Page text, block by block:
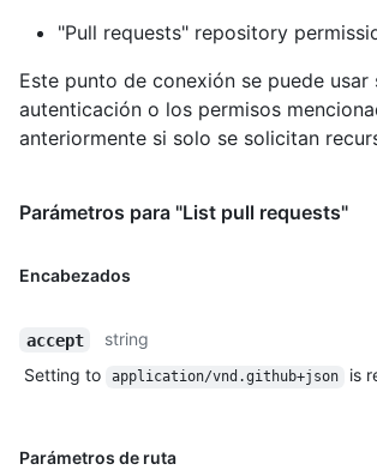
"Pull requests" repository
Este punto de conexión se puede usar
autenticación o los permisos
anteriormente si solo se solicitan
Parámetros para "List pull requests"
Encabezados
accept
string
Setting to
application/vnd.github+json is
Parámetros de ruta